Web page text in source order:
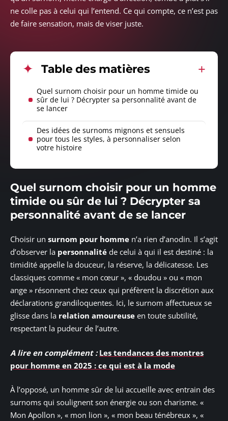
ne colle pas à celui qui l’entend. Ce qui compte, ce n’est pas
de faire sensation, mais de viser juste.
Table des matières
Quel surnom choisir pour un homme timide ou
sûr de lui ? Décrypter sa personnalité avant de
se lancer
Des idées de surnoms mignons et sensuels
pour tous les styles, à personnaliser selon
votre histoire
Quel surnom choisir pour un homme
timide ou sûr de lui ? Décrypter sa
personnalité avant de se lancer
Choisir un surnom pour homme n’a rien d’anodin. Il s’agit
d’observer la personnalité de celui à qui il est destiné : la
timidité appelle la douceur, la réserve, la délicatesse. Les
classiques comme « mon cœur », « doudou » ou « mon
ange » résonnent chez ceux qui préfèrent la discrétion aux
déclarations grandiloquentes. Ici, le surnom affectueux se
glisse dans la relation amoureuse en toute subtilité,
respectant la pudeur de l’autre.
A lire en complément : Les tendances des montres
pour homme en 2025 : ce qui est à la mode
À l’opposé, un homme sûr de lui accueille avec entrain des
surnoms qui soulignent son énergie ou son charisme. «
Mon Apollon », « mon lion », « mon beau ténébreux », «